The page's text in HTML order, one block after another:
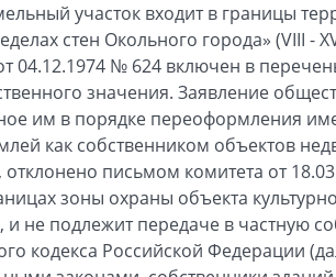
участок входит в границы
стен Окольного города» (VIII -
№ 624 включен в
значения. Заявление
им в порядке переоформления
как собственником объектов
письмом комитета от
зоны охраны объекта
не подлежит передаче в частную
кодекса Российской Федерации